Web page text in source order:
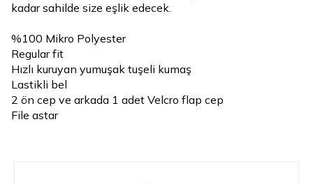
kadar sahilde size eşlik edecek.
%100 Mikro Polyester
Regular fit
Hızlı kuruyan yumuşak tuşeli kumaş
Lastikli bel
2 ön cep ve arkada 1 adet Velcro flap cep
File astar